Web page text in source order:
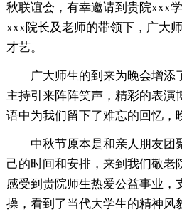
秋联谊会，有幸邀请到贵院xxx
xxx院长及老师的带领下，广大
才艺。
广大师生的到来为晚会增添
主持引来阵阵笑声，精彩的表演
语中为我们留下了难忘的回忆，
中秋节原本是和亲人朋友团
己的时间和安排，来到我们敬老
感受到贵院师生热爱公益事业，
操，看到了当代大学生的精神风